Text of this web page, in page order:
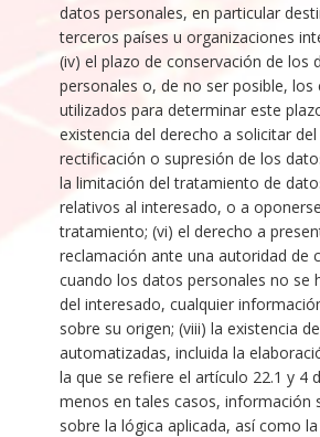
datos personales, en particular
terceros países u organizaciones
(iv) el plazo de conservación de los
personales o, de no ser posible, los
utilizados para determinar este
existencia del derecho a solicitar
rectificación o supresión de los
la limitación del tratamiento de
relativos al interesado, o a
tratamiento; (vi) el derecho a
reclamación ante una autoridad de
cuando los datos personales no se
del interesado, cualquier
sobre su origen; (viii) la existencia
automatizadas, incluida la
la que se refiere el artículo 22.1 y 4
menos en tales casos, información
sobre la lógica aplicada, así como